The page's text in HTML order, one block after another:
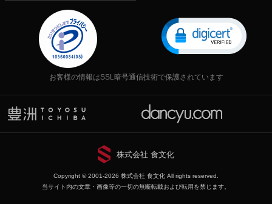
お客様の情報はSSL暗号通信技術で保護されています
株式会社 食文化
Copyright © 2001-2026 株式会社 食文化 All rights reserved.
当サイト内の文章・画像等の一切の無断転載および転用を禁じます。